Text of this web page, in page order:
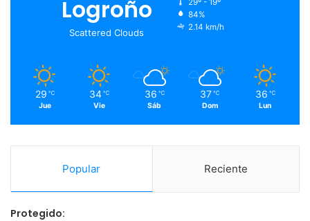
o
e
r
m
Logroño
Scattered Clouds
84%
2.14 km/h
29 ℃
Jue
34 ℃
Vie
36 ℃
Sáb
37 ℃
Dom
36 ℃
Lun
Popular Reciente
Protegido: